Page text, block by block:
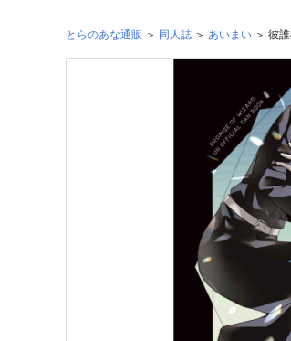
とらのあな通販 同人誌 あいまい 彼